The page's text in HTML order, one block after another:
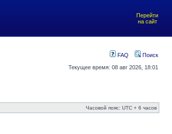
Перейти
на сайт
FAQ
Поиск
Текущее время: 08 авг 2026, 18:01
Часовой пояс: UTC + 6 часов